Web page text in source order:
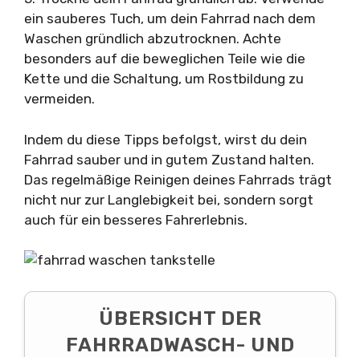
ein sauberes Tuch, um dein Fahrrad nach dem
Waschen gründlich abzutrocknen. Achte
besonders auf die beweglichen Teile wie die
Kette und die Schaltung, um Rostbildung zu
vermeiden.
Indem du diese Tipps befolgst, wirst du dein
Fahrrad sauber und in gutem Zustand halten.
Das regelmäßige Reinigen deines Fahrrads trägt
nicht nur zur Langlebigkeit bei, sondern sorgt
auch für ein besseres Fahrerlebnis.
ÜBERSICHT DER
FAHRRADWASCH- UND